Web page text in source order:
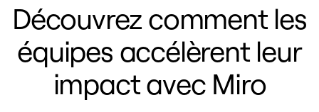
Serveur MCP
Explorer les playbooks d’IA
Serveur MCP
Plans d’action
Sécurité
Enterprise Guard
Découvrez comment les
équipes accélèrent leur
impact avec Miro